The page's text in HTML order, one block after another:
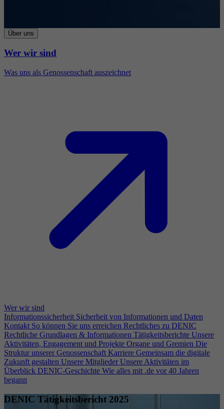
Über uns
Wer wir sind
Was uns als Genossenschaft auszeichnet
Wer wir sind
Informationssicherheit Sicherheit von Informationen und Daten
Kontakt So können Sie uns erreichen Rechtliches zu DENIC
Rechtliche Grundlagen & Informationen Tätigkeitsberichte Unsere
Aktivitäten, Engagement und Projekte Organe und Gremien Die
Struktur unserer Genossenschaft Karriere Gemeinsam die digitale
Zukunft gestalten Unsere Mitglieder Unsere Aktivitäten im
Überblick DENIC-Geschichte Wie alles mit .de vor 40 Jahren
begann
DENIC Tätigkeitsbericht 2025